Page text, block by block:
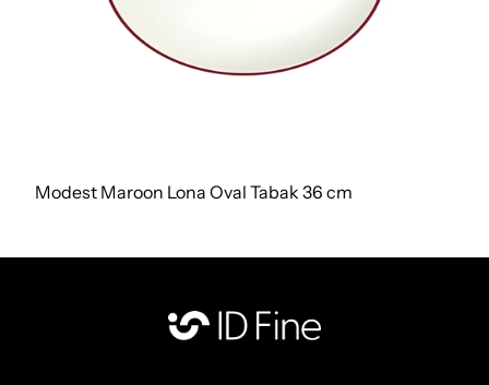
Modest Maroon Lona Oval Tabak 36 cm